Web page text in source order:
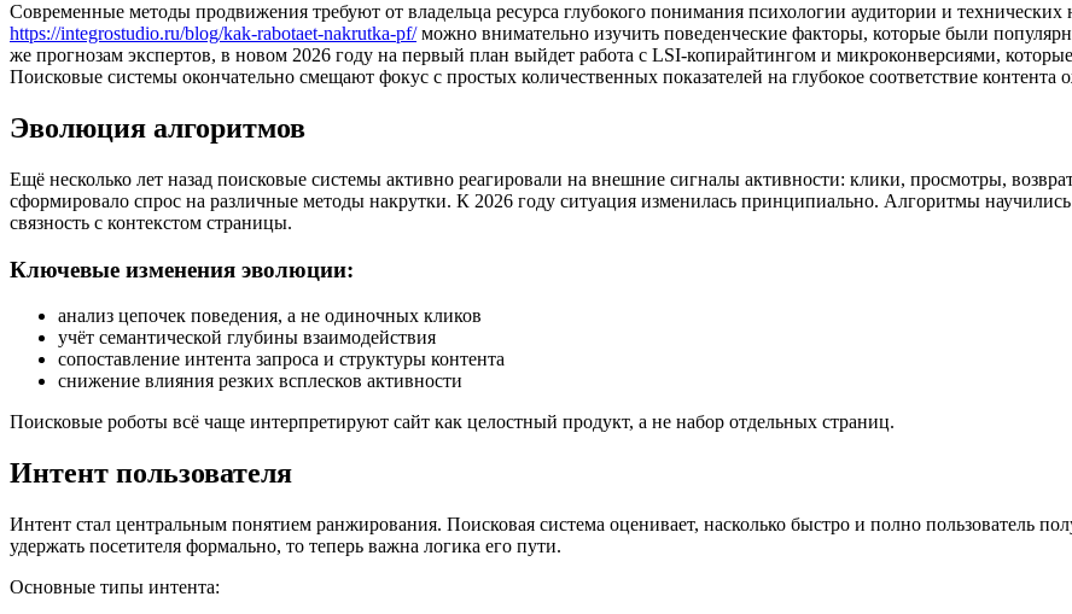
Современные методы продвижения требуют от владельца ресурса глубокого понимания психологии аудитории и
https://integrostudio.ru/blog/kak-rabotaet-nakrutka-pf/можно внимательно изучить поведенческие факторы, которые были
же прогнозам экспертов, в новом 2026 году на первый план выйдет работа с LSI-копирайтингом и микроконверсиями,
Поисковые системы окончательно смещают фокус с простых количественных показателей на глубокое соответствие контента
Эволюция алгоритмов
Ещё несколько лет назад поисковые системы активно реагировали на внешние сигналы активности: клики, просмотры,
сформировало спрос на различные методы накрутки. К 2026 году ситуация изменилась принципиально. Алгоритмы научились
связность с контекстом страницы.
Ключевые изменения эволюции:
анализ цепочек поведения, а не одиночных кликов
учёт семантической глубины взаимодействия
сопоставление интента запроса и структуры контента
снижение влияния резких всплесков активности
Поисковые роботы всё чаще интерпретируют сайт как целостный продукт, а не набор отдельных страниц.
Интент пользователя
Интент стал центральным понятием ранжирования. Поисковая система оценивает, насколько быстро и полно пользователь
удержать посетителя формально, то теперь важна логика его пути.
Основные типы интента: